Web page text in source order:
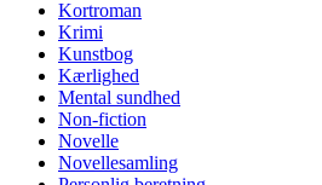
Kortroman
Krimi
Kunstbog
Kærlighed
Mental sundhed
Non-fiction
Novelle
Novellesamling